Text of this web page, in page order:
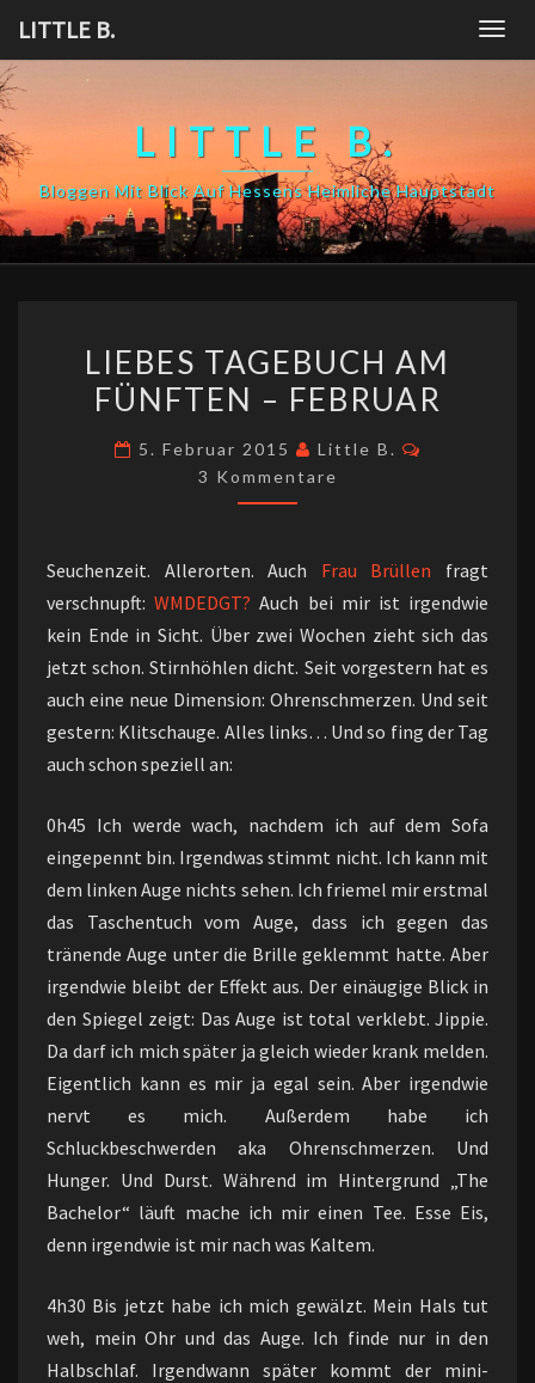
content
LITTLE B.
LITTLE B.
Bloggen Mit Blick Auf Hessens Heimliche Hauptstadt
TAGEBUCH
AM
FEBRUAR
LIEBES TAGEBUCH AM
FÜNFTEN – FEBRUAR
5. Februar 2015 Little B.
3 Kommentare
Seuchenzeit. Allerorten. Auch Frau Brüllen fragt
verschnupft:WMDEDGT?Auch bei mir ist irgendwie
kein Ende in Sicht. Über zwei Wochen zieht sich das
jetzt schon. Stirnhöhlen dicht. Seit vorgestern hat es
auch eine neue Dimension: Ohrenschmerzen. Und seit
gestern: Klitschauge. Alles links… Und so fing der Tag
auch schon speziell an:
0h45 Ich werde wach, nachdem ich auf dem Sofa
eingepennt bin. Irgendwas stimmt nicht. Ich kann mit
dem linken Auge nichts sehen. Ich friemel mir erstmal
das Taschentuch vom Auge, dass ich gegen das
tränende Auge unter die Brille geklemmt hatte. Aber
irgendwie bleibt der Effekt aus. Der einäugige Blick in
den Spiegel zeigt: Das Auge ist total verklebt. Jippie.
Da darf ich mich später ja gleich wieder krank melden.
Eigentlich kann es mir ja egal sein. Aber irgendwie
nervt es mich. Außerdem habe ich
Schluckbeschwerden aka Ohrenschmerzen. Und
Hunger. Und Durst. Während im Hintergrund „The
Bachelor“ läuft mache ich mir einen Tee. Esse Eis,
denn irgendwie ist mir nach was Kaltem.
4h30 Bis jetzt habe ich mich gewälzt. Mein Hals tut
weh, mein Ohr und das Auge. Ich finde nur in den
Halbschlaf. Irgendwann später kommt der mini-